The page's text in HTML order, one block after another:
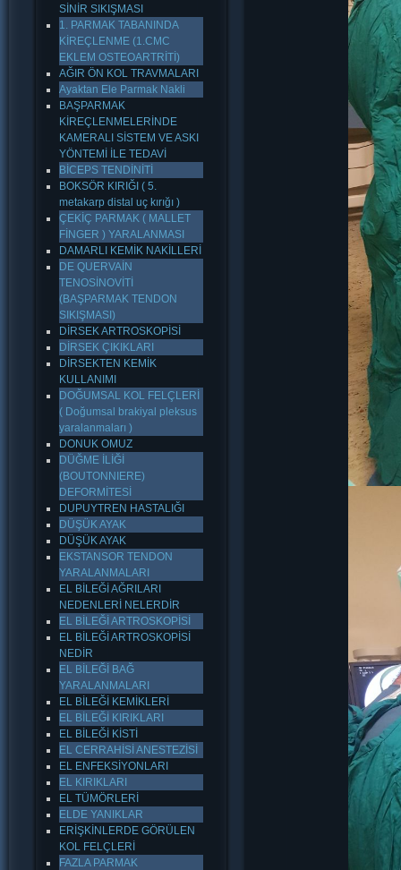
SİNİR SIKIŞMASI
1. PARMAK TABANINDA
KİREÇLENME (1.CMC
EKLEM OSTEOARTRİTİ)
AĞIR ÖN KOL TRAVMALARI
Ayaktan Ele Parmak Nakli
BAŞPARMAK
KİREÇLENMELERİNDE
KAMERALI SİSTEM VE ASKI
YÖNTEMİ İLE TEDAVİ
BİCEPS TENDİNİTİ
BOKSÖR KIRIĞI ( 5.
metakarp distal uç kırığı )
ÇEKİÇ PARMAK ( MALLET
FİNGER ) YARALANMASI
DAMARLI KEMİK NAKİLLERİ
DE QUERVAİN
TENOSİNOVİTİ
(BAŞPARMAK TENDON
SIKIŞMASI)
DİRSEK ARTROSKOPİSİ
DİRSEK ÇIKIKLARI
DİRSEKTEN KEMİK
KULLANIMI
DOĞUMSAL KOL FELÇLERİ
( Doğumsal brakiyal pleksus
yaralanmaları )
DONUK OMUZ
DÜĞME İLİĞİ
(BOUTONNIERE)
DEFORMİTESİ
DUPUYTREN HASTALIĞI
DÜŞÜK AYAK
DÜŞÜK AYAK
EKSTANSOR TENDON
YARALANMALARI
EL BİLEĞİ AĞRILARI
NEDENLERİ NELERDİR
EL BİLEĞİ ARTROSKOPİSİ
EL BİLEĞİ ARTROSKOPİSİ
NEDİR
EL BİLEĞİ BAĞ
YARALANMALARI
EL BİLEĞİ KEMİKLERİ
EL BİLEĞİ KIRIKLARI
EL BİLEĞİ KİSTİ
EL CERRAHİSİ ANESTEZİSİ
EL ENFEKSİYONLARI
EL KIRIKLARI
EL TÜMÖRLERİ
ELDE YANIKLAR
ERİŞKİNLERDE GÖRÜLEN
KOL FELÇLERİ
FAZLA PARMAK